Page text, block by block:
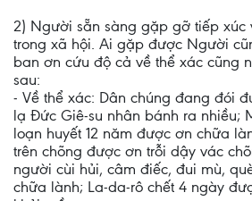
2) Người sẵn sàng gặp gỡ tiếp xúc
trong xã hội. Ai gặp được Người
ban ơn cứu độ cả về thể xác cũng
sau:
- Về thể xác: Dân chúng đang đói
lạ Đức Giê-su nhân bánh ra nhiều;
loạn huyết 12 năm được ơn chữa
trên chõng được ơn trỗi dậy vác
người cùi hủi, câm điếc, đui mù,
chữa lành; La-da-rô chết 4 ngày